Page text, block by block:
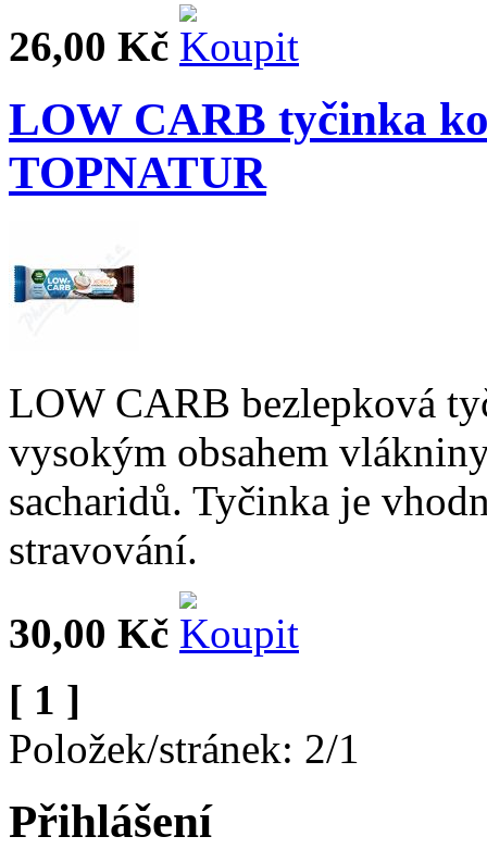
26,00 Kč
LOW CARB tyčinka
TOPNATUR
LOW CARB bezlepková
vysokým obsahem
sacharidů. Tyčinka je
stravování.
30,00 Kč
[ 1 ]
Položek/stránek: 2/1
Přihlášení